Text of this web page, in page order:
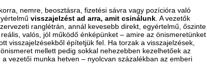
nemre, beosztásra, fizetési sávra vagy pozícióra való
visszajelzést ad arra, amit csinálunk. A vezetők
ranglétrán, annál kevesebb direkt, egyértelmű, őszinte
valós, jól működő énképünket – amire az önismeretünket
visszajelzésekből építetjük fel. Ha torzak a visszajelzések,
mellett pedig sokkal nehezebben kezelhetőek az
vezetői munka hetven – nyolcvan százalékban az emberi